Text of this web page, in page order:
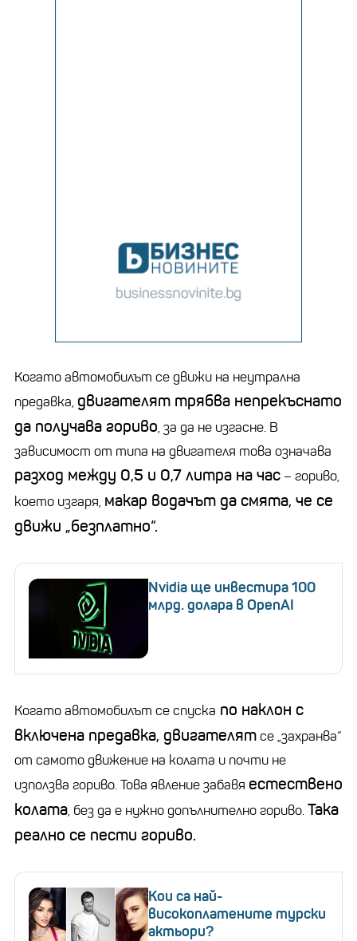
Когато автомобилът се движи на неутрална
предавка, двигателят трябва непрекъснато
да получава гориво, за да не изгасне. В
зависимост от типа на двигателя това означава
разход между 0,5 и 0,7 литра на час – гориво,
което изгаря, макар водачът да смята, че се
движи „безплатно“.
Nvidia ще инвестира 100
млрд. долара в OpenAI
Когато автомобилът се спуска по наклон с
включена предавка, двигателятсе „захранва“
от самото движение на колата и почти не
използва гориво. Това явление забавя естествено
колата, без да е нужно допълнително гориво.Така
реално се пести гориво.
Кои са най-
високоплатените турски
актьори?